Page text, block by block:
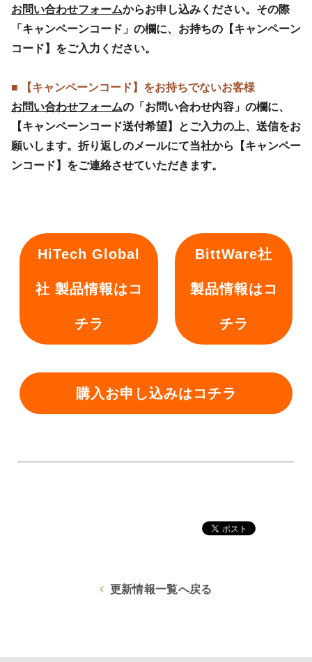
お問い合わせフォームからお申し込みください。その際
「キャンペーンコード」の欄に、お持ちの【キャンペーン
コード】をご入力ください。
■ 【キャンペーンコード】をお持ちでないお客様
お問い合わせフォームの「お問い合わせ内容」の欄に、
【キャンペーンコード送付希望】とご入力の上、送信をお
願いします。折り返しのメールにて当社から【キャンペー
ンコード】をご連絡させていただきます。
HiTech Global
社 製品情報はコ
チラ
BittWare社
製品情報はコ
チラ
購入お申し込みはコチラ
更新情報一覧へ戻る